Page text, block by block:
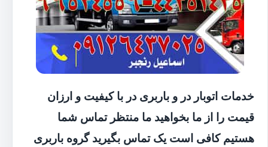
خدمات اتوبار در و باربری در با کیفیت و ارزان
قیمت را از ما بخواهید ما منتظر تماس شما
هستیم کافی است یک تماس بگیرید گروه باربری